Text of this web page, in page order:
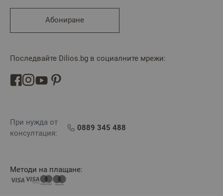
Абониране
Последвайте Dilios.bg в социалните мрежи:
При нужда от
консултация:
0889 345 488
Методи на плащане: